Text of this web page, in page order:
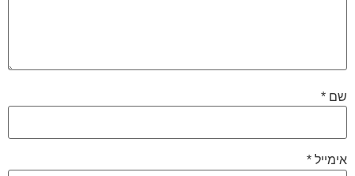
שם *
אימייל *